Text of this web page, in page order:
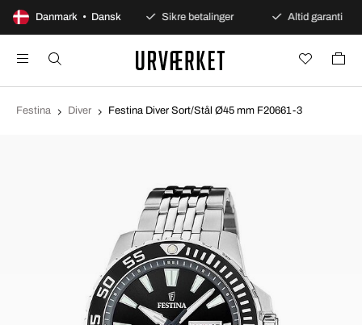
Danmark • Dansk
100 dages åbent køb Sikre betalinger Altid garanti
Festina Diver Festina Diver Sort/Stål Ø45 mm F20661-3